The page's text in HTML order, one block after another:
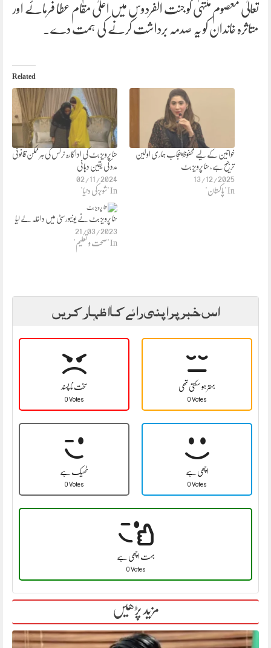
تعالیٰ معصوم منتہیٰ کو جنت الفردوس میں اعلیٰ مقام عطا فرمائے اور
متاثرہ خاندان کو یہ صدمہ برداشت کرنے کی ہمت دے۔
Related
حنا پرویز بٹ کی اداکارہ نرگس کی ہر ممکن قانونی
مدد کی یقین دہانی
02/11/2024
In "شوبز کی دنیا"
خواتین کے لیے محفوظ پنجاب ہماری اولین
ترجیح ہے، حنا پرویز بٹ
13/12/2025
In "پاکستان"
حنا پرویز بٹ نے یونیورسٹی میں داخلہ لے لیا
21/03/2023
In "صحت و تعلیم"
اس خبر پر اپنی رائے کا اظہار کریں
سخت نا پسند
0 Votes
بہتر ہو سکتی تھی
0 Votes
ٹھیک ہے
0 Votes
اچھی ہے
0 Votes
بہت اچھی ہے
0 Votes
مزید پڑھیں